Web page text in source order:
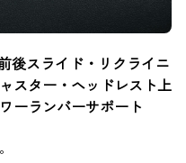
後スライド・リクライニ
スター・ヘッドレスト上
ーランバーサポート